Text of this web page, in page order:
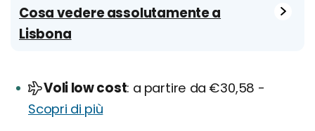
Cosa vedere assolutamente a
Lisbona
Voli low cost a partire da €30,58 -
Scopri di più